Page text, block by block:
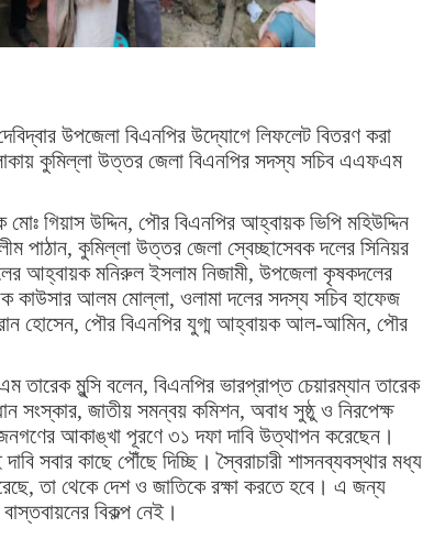
উপজেলা বিএনপির উদ্যোগে লিফলেট বিতরণ করা
কুমিল্লা উত্তর জেলা বিএনপির সদস্য সচিব এএফএম
গিয়াস উদ্দিন, পৌর বিএনপির আহ্বায়ক ভিপি মহিউদ্দিন
পাঠান, কুমিল্লা উত্তর জেলা স্বেচ্ছাসেবক দলের সিনিয়র
আহ্বায়ক মনিরুল ইসলাম নিজামী, উপজেলা কৃষকদলের
কাউসার আলম মোল্লা, ওলামা দলের সদস্য সচিব হাফেজ
হোসেন, পৌর বিএনপির যুগ্ম আহ্বায়ক আল-আমিন, পৌর
মুন্সি বলেন, বিএনপির ভারপ্রাপ্ত চেয়ারম্যান তারেক
সংস্কার, জাতীয় সমন্বয় কমিশন, অবাধ সুষ্ঠু ও নিরপেক্ষ
জনগণের আকাঙ্খা পূরণে ৩১ দফা দাবি উত্থাপন করেছেন।
সবার কাছে পৌঁছে দিচ্ছি। স্বৈরাচারী শাসনব্যবস্থার মধ্য
তা থেকে দেশ ও জাতিকে রক্ষা করতে হবে। এ জন্য
বিকল্প নেই।